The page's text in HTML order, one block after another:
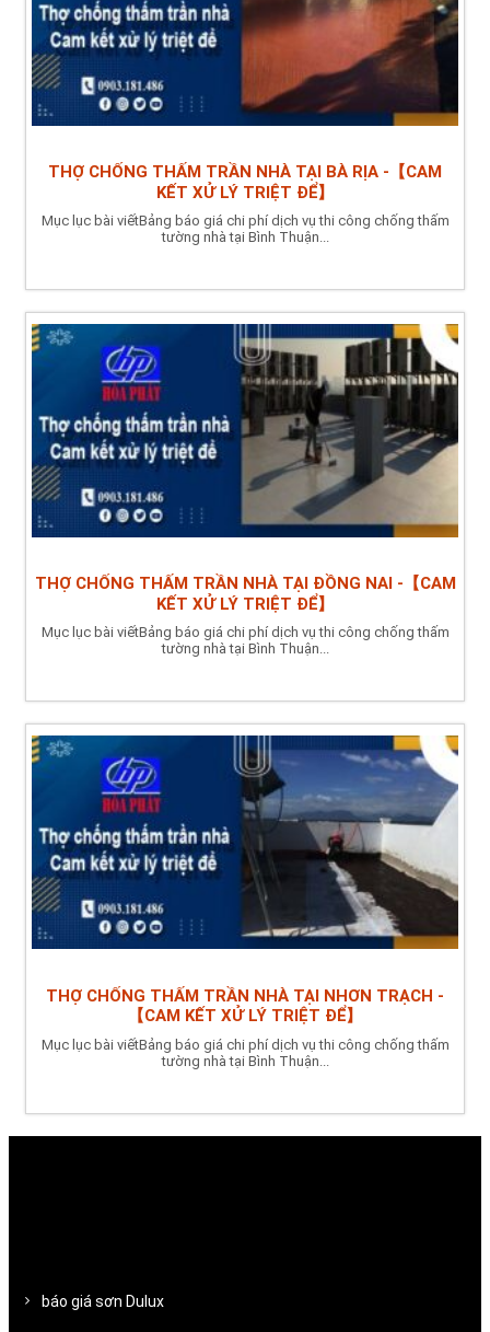
THỢ CHỐNG THẤM TRẦN NHÀ TẠI BÀ RỊA -【CAM
KẾT XỬ LÝ TRIỆT ĐỂ】
Mục lục bài viếtBảng báo giá chi phí dịch vụ thi công chống thấm
tường nhà tại Bình Thuận...
THỢ CHỐNG THẤM TRẦN NHÀ TẠI ĐỒNG NAI -【CAM
KẾT XỬ LÝ TRIỆT ĐỂ】
Mục lục bài viếtBảng báo giá chi phí dịch vụ thi công chống thấm
tường nhà tại Bình Thuận...
THỢ CHỐNG THẤM TRẦN NHÀ TẠI NHƠN TRẠCH -
【CAM KẾT XỬ LÝ TRIỆT ĐỂ】
Mục lục bài viếtBảng báo giá chi phí dịch vụ thi công chống thấm
tường nhà tại Bình Thuận...
báo giá sơn Dulux